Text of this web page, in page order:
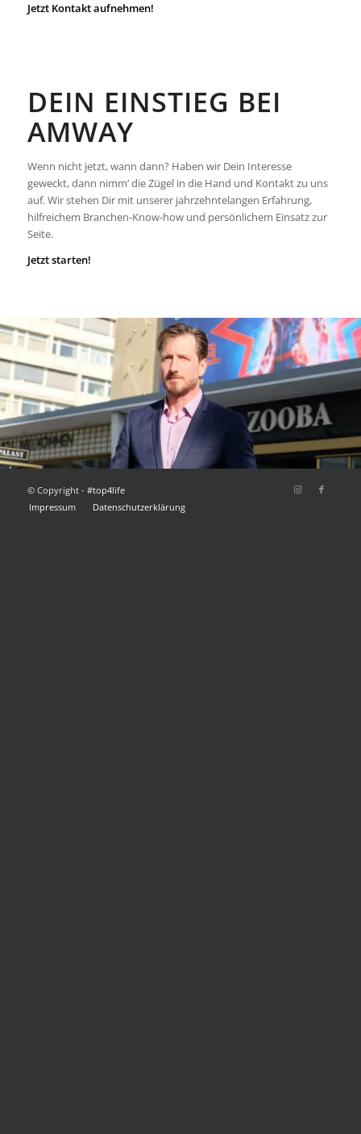
Jetzt Kontakt aufnehmen!
DEIN EINSTIEG BEI
AMWAY
Wenn nicht jetzt, wann dann? Haben wir Dein Interesse
geweckt, dann nimm’ die Zügel in die Hand und Kontakt zu uns
auf. Wir stehen Dir mit unserer jahrzehntelangen Erfahrung,
hilfreichem Branchen-Know-how und persönlichem Einsatz zur
Seite.
Jetzt starten!
© Copyright - #top4life
Impressum
Datenschutzerklärung